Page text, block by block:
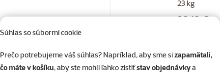
Súhlas so súbormi cookie
Prečo potrebujeme váš súhlas? Napríklad, aby sme sizapamätali,
čo máte v košíku, aby ste mohli ľahko zistiťstav objednávkya
23 kg
Cena
39,19 €